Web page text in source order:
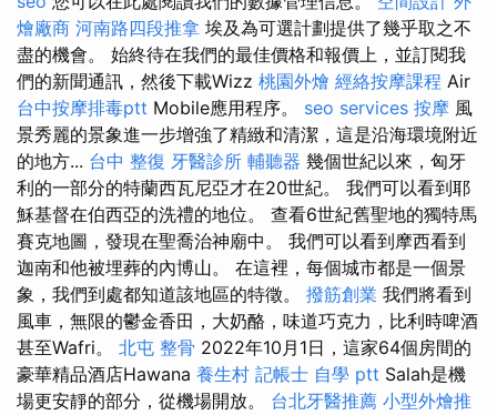
燴廠商 河南路四段推拿 埃及為可選計劃提供了幾乎取之不
盡的機會。 始終待在我們的最佳價格和報價上，並訂閱我
們的新聞通訊，然後下載Wizz 桃園外燴 經絡按摩課程 Air
台中按摩排毒ptt Mobile應用程序。 seo services 按摩 風
景秀麗的景象進一步增強了精緻和清潔，這是沿海環境附近
的地方... 台中 整復 牙醫診所 輔聽器 幾個世紀以來，匈牙
利的一部分的特蘭西瓦尼亞才在20世紀。 我們可以看到耶
穌基督在伯西亞的洗禮的地位。 查看6世紀舊聖地的獨特馬
賽克地圖，發現在聖喬治神廟中。 我們可以看到摩西看到
迦南和他被埋葬的內博山。 在這裡，每個城市都是一個景
象，我們到處都知道該地區的特徵。 撥筋創業 我們將看到
風車，無限的鬱金香田，大奶酪，味道巧克力，比利時啤酒
甚至Wafri。 北屯 整骨 2022年10月1日，這家64個房間的
豪華精品酒店Hawana 養生村 記帳士 自學 ptt Salah是機
場更安靜的部分，從機場開放。 台北牙醫推薦 小型外燴推